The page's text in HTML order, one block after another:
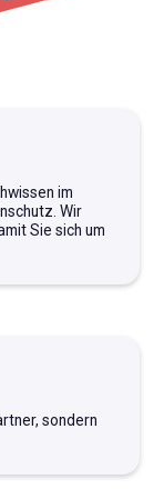
im
Wir
Sie sich um
sondern